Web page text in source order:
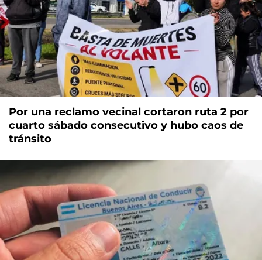
Por una reclamo vecinal cortaron ruta 2 por
cuarto sábado consecutivo y hubo caos de
tránsito